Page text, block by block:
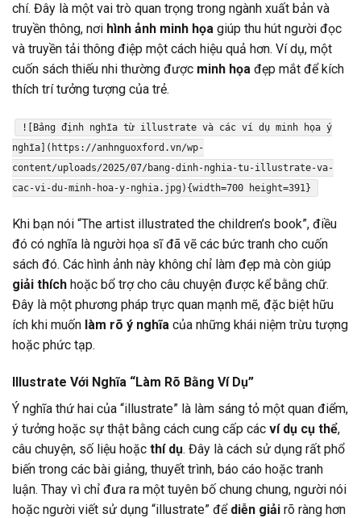
chí. Đây là một vai trò quan trọng trong ngành xuất bản và
truyền thông, nơi hình ảnh minh họa giúp thu hút người đọc
và truyền tải thông điệp một cách hiệu quả hơn. Ví dụ, một
cuốn sách thiếu nhi thường được minh họa đẹp mắt để kích
thích trí tưởng tượng của trẻ.
![Bảng định nghĩa từ illustrate và các ví dụ minh họa ý
nghĩa](https://anhnguoxford.vn/wp-
content/uploads/2025/07/bang-dinh-nghia-tu-illustrate-va-
cac-vi-du-minh-hoa-y-nghia.jpg){width=700 height=391}
Khi bạn nói “The artist illustrated the children’s book”, điều
đó có nghĩa là người họa sĩ đã vẽ các bức tranh cho cuốn
sách đó. Các hình ảnh này không chỉ làm đẹp mà còn giúp
giải thích hoặc bổ trợ cho câu chuyện được kể bằng chữ.
Đây là một phương pháp trực quan mạnh mẽ, đặc biệt hữu
ích khi muốn làm rõ ý nghĩa của những khái niệm trừu tượng
hoặc phức tạp.
Illustrate Với Nghĩa “Làm Rõ Bằng Ví Dụ”
Ý nghĩa thứ hai của “illustrate” là làm sáng tỏ một quan điểm,
ý tưởng hoặc sự thật bằng cách cung cấp các ví dụ cụ thể,
câu chuyện, số liệu hoặc thí dụ. Đây là cách sử dụng rất phổ
biến trong các bài giảng, thuyết trình, báo cáo hoặc tranh
luận. Thay vì chỉ đưa ra một tuyên bố chung chung, người nói
hoặc người viết sử dụng “illustrate” để diễn giải rõ ràng hơn